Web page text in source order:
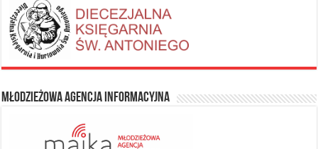
Młodzieżowa Agencja Informacyjna